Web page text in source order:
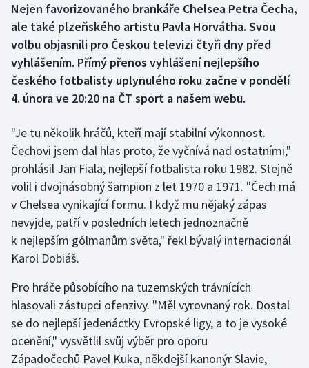
Curling
Dostihy
Florbal
Futsal
Golf
Gymnastika
Házená
Jezdectví
Judo
Krasobruslení
Lezení
Nejen favorizovaného brankáře Chelsea Petra Čecha,
ale také plzeňského artistu Pavla Horvátha. Svou
volbu objasnili pro Českou televizi čtyři dny před
vyhlášením. Přímý přenos vyhlášení nejlepšího
českého fotbalisty uplynulého roku začne v pondělí
4. února ve 20:20 na ČT sport a našem webu.
"Je tu několik hráčů, kteří mají stabilní výkonnost.
Čechovi jsem dal hlas proto, že vyčnívá nad ostatními,"
prohlásil Jan Fiala, nejlepší fotbalista roku 1982. Stejně
volil i dvojnásobný šampion z let 1970 a 1971. "Čech má
v Chelsea vynikající formu. I když mu nějaký zápas
nevyjde, patří v posledních letech jednoznačně
k nejlepším gólmanům světa," řekl bývalý internacionál
Karol Dobiáš.
Pro hráče působícího na tuzemských trávnících
hlasovali zástupci ofenzivy. "Měl vyrovnaný rok. Dostal
se do nejlepší jedenáctky Evropské ligy, a to je vysoké
ocenění," vysvětlil svůj výběr pro oporu
Západočechů Pavel Kuka, někdejší kanonýr Slavie,